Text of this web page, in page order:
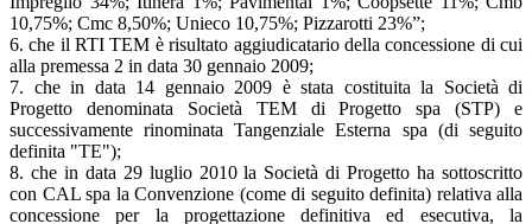
10,75%; Cmc 8,50%; Unieco 10,75%; Pizzarotti 23%”;
6. che il RTI TEM è risultato aggiudicatario della concessione di cui
alla premessa 2 in data 30 gennaio 2009;
7. che in data 14 gennaio 2009 è stata costituita la Società di
Progetto denominata Società TEM di Progetto spa (STP) e
successivamente rinominata Tangenziale Esterna spa (di seguito
definita "TE");
8. che in data 29 luglio 2010 la Società di Progetto ha sottoscritto
con CAL spa la Convenzione (come di seguito definita) relativa alla
concessione per la progettazione definitiva ed esecutiva, la